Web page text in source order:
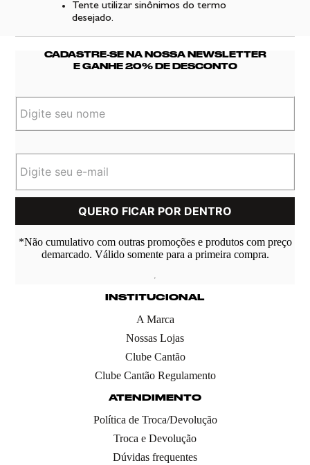
Tente utilizar sinônimos do termo
desejado.
CADASTRE-SE NA NOSSA NEWSLETTER
E GANHE 20% DE DESCONTO
*Não cumulativo com outras promoções e produtos com preço
demarcado. Válido somente para a primeira compra.
INSTITUCIONAL
A Marca
Nossas Lojas
Clube Cantão
Clube Cantão Regulamento
ATENDIMENTO
Política de Troca/Devolução
Troca e Devolução
Dúvidas frequentes